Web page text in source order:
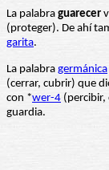
La palabra guarecer
(proteger). De ahí
garita.
La palabra germánica
(cerrar, cubrir) que
con *wer-4 (percibir,
guardia.